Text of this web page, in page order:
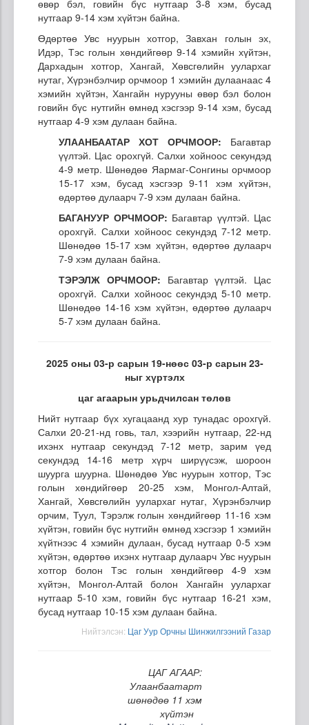
өвөр бэл, говийн бүс нутгаар 3-8 хэм, бусад
нутгаар 9-14 хэм хүйтэн байна.
Өдөртөө Увс нуурын хотгор, Завхан голын эх,
Идэр, Тэс голын хөндийгөөр 9-14 хэмийн хүйтэн,
Дархадын хотгор, Хангай, Хөвсгөлийн уулархаг
нутаг, Хүрэнбэлчир орчмоор 1 хэмийн дулаанаас 4
хэмийн хүйтэн, Хангайн нурууны өвөр бэл болон
говийн бүс нутгийн өмнөд хэсгээр 9-14 хэм, бусад
нутгаар 4-9 хэм дулаан байна.
УЛААНБААТАР ХОТ ОРЧМООР: Багавтар
үүлтэй. Цас орохгүй. Салхи хойноос секундэд
4-9 метр. Шөнөдөө Яармаг-Сонгины орчмоор
15-17 хэм, бусад хэсгээр 9-11 хэм хүйтэн,
өдөртөө дулаарч 7-9 хэм дулаан байна.
БАГАНУУР ОРЧМООР: Багавтар үүлтэй. Цас
орохгүй. Салхи хойноос секундэд 7-12 метр.
Шөнөдөө 15-17 хэм хүйтэн, өдөртөө дулаарч
7-9 хэм дулаан байна.
ТЭРЭЛЖ ОРЧМООР: Багавтар үүлтэй. Цас
орохгүй. Салхи хойноос секундэд 5-10 метр.
Шөнөдөө 14-16 хэм хүйтэн, өдөртөө дулаарч
5-7 хэм дулаан байна.
2025 оны 03-р сарын 19-нөөс 03-р сарын 23-
ныг хүртэлх
цаг агаарын урьдчилсан төлөв
Нийт нутгаар бүх хугацаанд хур тунадас орохгүй.
Салхи 20-21-нд говь, тал, хээрийн нутгаар, 22-нд
ихэнх нутгаар секундэд 7-12 метр, зарим үед
секундэд 14-16 метр хүрч ширүүсэж, шороон
шуурга шуурна. Шөнөдөө Увс нуурын хотгор, Тэс
голын хөндийгөөр 20-25 хэм, Монгол-Алтай,
Хангай, Хөвсгөлийн уулархаг нутаг, Хүрэнбэлчир
орчим, Туул, Тэрэлж голын хөндийгөөр 11-16 хэм
хүйтэн, говийн бүс нутгийн өмнөд хэсгээр 1 хэмийн
хүйтнээс 4 хэмийн дулаан, бусад нутгаар 0-5 хэм
хүйтэн, өдөртөө ихэнх нутгаар дулаарч Увс нуурын
хотгор болон Тэс голын хөндийгөөр 4-9 хэм
хүйтэн, Монгол-Алтай болон Хангайн уулархаг
нутгаар 5-10 хэм, говийн бүс нутгаар 16-21 хэм,
бусад нутгаар 10-15 хэм дулаан байна.
Нийтэлсэн: Цаг Уур Орчны Шинжилгээний Газар
ЦАГ АГААР:
Улаанбаатарт
шөнөдөө 11 хэм
хүйтэн